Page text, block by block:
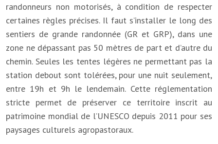
randonneurs non motorisés, à condition de respecter
certaines règles précises. Il faut s’installer le long des
sentiers de grande randonnée (GR et GRP), dans une
zone ne dépassant pas 50 mètres de part et d’autre du
chemin. Seules les tentes légères ne permettant pas la
station debout sont tolérées, pour une nuit seulement,
entre 19h et 9h le lendemain. Cette réglementation
stricte permet de préserver ce territoire inscrit au
patrimoine mondial de l’UNESCO depuis 2011 pour ses
paysages culturels agropastoraux.